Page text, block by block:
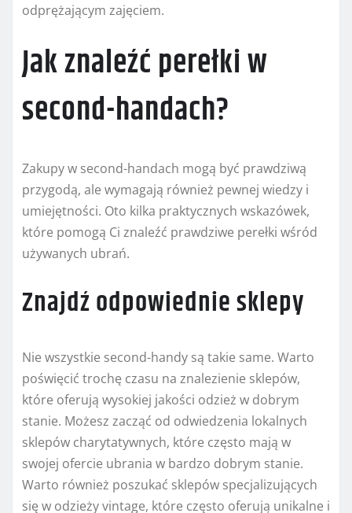
odprężającym zajęciem.
Jak znaleźć perełki w
second-handach?
Zakupy w second-handach mogą być prawdziwą
przygodą, ale wymagają również pewnej wiedzy i
umiejętności. Oto kilka praktycznych wskazówek,
które pomogą Ci znaleźć prawdziwe perełki wśród
używanych ubrań.
Znajdź odpowiednie sklepy
Nie wszystkie second-handy są takie same. Warto
poświęcić trochę czasu na znalezienie sklepów,
które oferują wysokiej jakości odzież w dobrym
stanie. Możesz zacząć od odwiedzenia lokalnych
sklepów charytatywnych, które często mają w
swojej ofercie ubrania w bardzo dobrym stanie.
Warto również poszukać sklepów specjalizujących
się w odzieży vintage, które często oferują unikalne i